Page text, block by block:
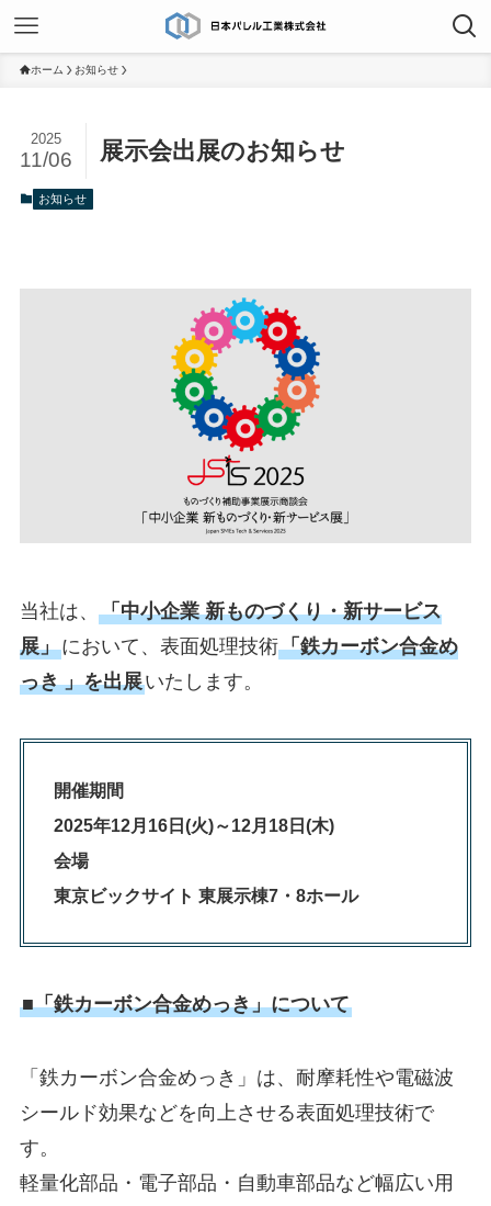
ホーム お知らせ
展示会出展のお知らせ
2025
11/06
お知らせ
当社は、 「中小企業 新ものづくり・新サービス
展」において、表面処理技術「鉄カーボン合金め
っき 」を出展いたします。
開催期間
2025年12月16日(火)～12月18日(木)
会場
東京ビックサイト 東展示棟7・8ホール
■「鉄カーボン合金めっき」について
「鉄カーボン合金めっき」は、耐摩耗性や電磁波
シールド効果などを向上させる表面処理技術で
す。
軽量化部品・電子部品・自動車部品など幅広い用